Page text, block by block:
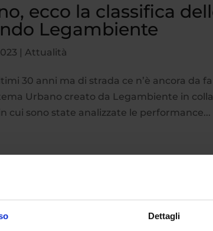
Dettagli
ecco la classifica
Legambiente
|Attualità
30 anni ma di strada ce n’è ancora da
Urbano creato da Legambiente in
cui sono state analizzate le performance...